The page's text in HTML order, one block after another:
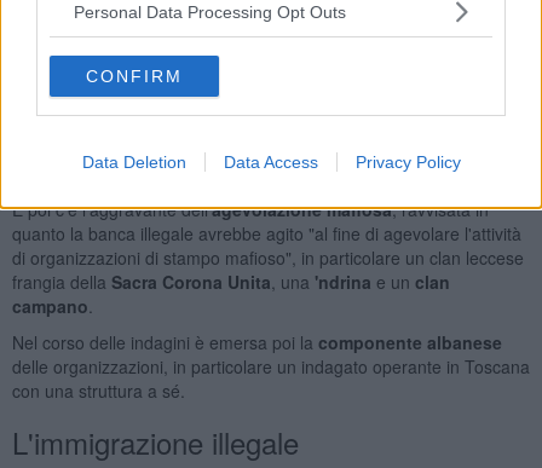
Personal Data Processing Opt Outs
CONFIRM
Data Deletion Data Access Privacy Policy
viaggiavano su tratte nazionali ed estere incontrando "referenti di
varie organizzazioni criminali, sia di stampo mafioso che albanesi,
dedite al traffico di stupefacenti, al fine di ritirare da questi ingenti
somme di denaro contante".
Il trasporto avveniva in auto con doppiofondo fino aPrato, dove i
contanti venivano consegnati quale corrispettivo di capi
d'abbigliamento consegnati prevalentemente inSpagna.
E poi c'è l'aggravante dell'agevolazione mafiosa, ravvisata in
quanto la banca illegale avrebbe agito "al fine di agevolare l'attività
di organizzazioni di stampo mafioso", in particolare un clan leccese
frangia della Sacra Corona Unita , una 'ndrina e un clan
campano
Nel corso delle indagini è emersa poi la componente albanese
delle organizzazioni, in particolare un indagato operante in Toscana
con una struttura a sé.
L'immigrazione illegale